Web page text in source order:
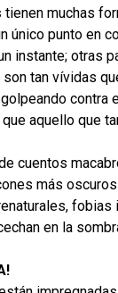
tienen muchas
único punto en
instante; otras
son tan vívidas
contra
aquello que
cuentos
más
fobias
en la